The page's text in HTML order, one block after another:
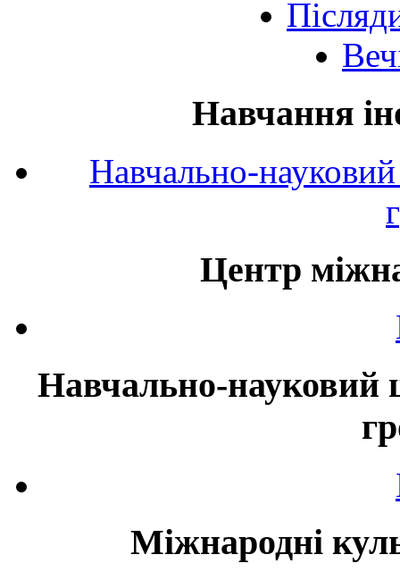
Навчання
Навчально-
Центр
Навчально-науковий
Міжнародні